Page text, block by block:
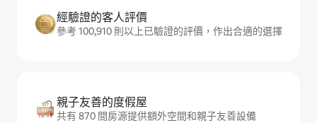
經驗證的客人評價
參考 100,910 則以上已驗證的評價，作出合適的選擇
親子友善的度假屋
共有 870 間房源提供額外空間和親子友善設備